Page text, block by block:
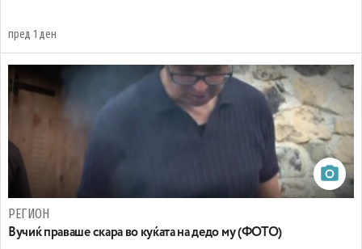
пред 1 ден
РЕГИОН
Вучиќ праваше скара во куќата на дедо му (ФОТО)